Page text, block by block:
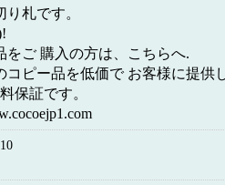
札です。
をご 購入の方は、こちらへ.
コピー品を低価で お客様に提供
保証です。